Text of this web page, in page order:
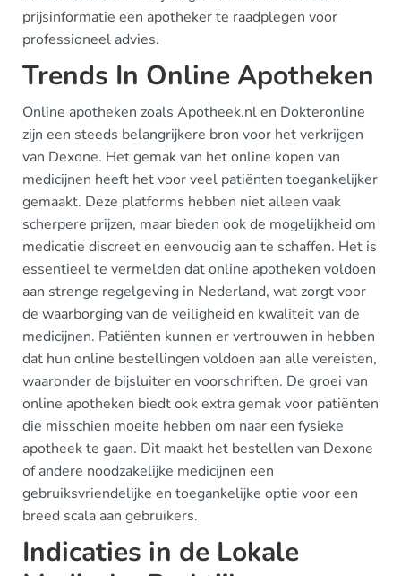
prijsinformatie een apotheker te raadplegen voor
professioneel advies.
Trends In Online Apotheken
Online apotheken zoals Apotheek.nl en Dokteronline
zijn een steeds belangrijkere bron voor het verkrijgen
van Dexone. Het gemak van het online kopen van
medicijnen heeft het voor veel patiënten toegankelijker
gemaakt. Deze platforms hebben niet alleen vaak
scherpere prijzen, maar bieden ook de mogelijkheid om
medicatie discreet en eenvoudig aan te schaffen. Het is
essentieel te vermelden dat online apotheken voldoen
aan strenge regelgeving in Nederland, wat zorgt voor
de waarborging van de veiligheid en kwaliteit van de
medicijnen. Patiënten kunnen er vertrouwen in hebben
dat hun online bestellingen voldoen aan alle vereisten,
waaronder de bijsluiter en voorschriften. De groei van
online apotheken biedt ook extra gemak voor patiënten
die misschien moeite hebben om naar een fysieke
apotheek te gaan. Dit maakt het bestellen van Dexone
of andere noodzakelijke medicijnen een
gebruiksvriendelijke en toegankelijke optie voor een
breed scala aan gebruikers.
Indicaties in de Lokale